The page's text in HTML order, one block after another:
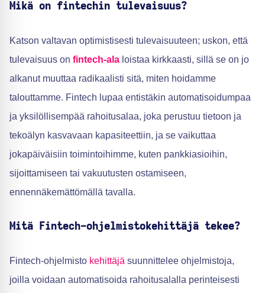
Mikä on fintechin tulevaisuus?
Katson valtavan optimistisesti tulevaisuuteen; uskon, että
tulevaisuus on fintech-ala loistaa kirkkaasti, sillä se on jo
alkanut muuttaa radikaalisti sitä, miten hoidamme
talouttamme. Fintech lupaa entistäkin automatisoidumpaa
ja yksilöllisempää rahoitusalaa, joka perustuu tietoon ja
tekoälyn kasvavaan kapasiteettiin, ja se vaikuttaa
jokapäiväisiin toimintoihimme, kuten pankkiasioihin,
sijoittamiseen tai vakuutusten ostamiseen,
ennennäkemättömällä tavalla.
Mitä Fintech-ohjelmistokehittäjä tekee?
Fintech-ohjelmisto kehittäjä suunnittelee ohjelmistoja,
joilla voidaan automatisoida rahoitusalalla perinteisesti